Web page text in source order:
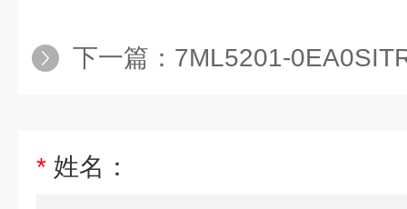
下一篇： 7ML5201-
* 姓名：